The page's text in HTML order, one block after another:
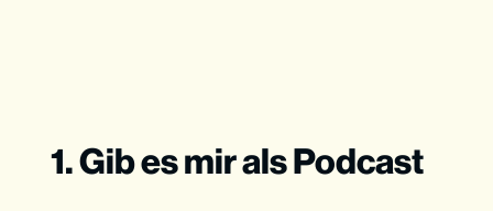
1. Gib es mir als Podcast